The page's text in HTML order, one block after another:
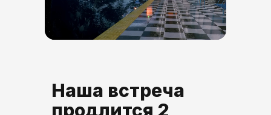
Наша встреча
продлится 2